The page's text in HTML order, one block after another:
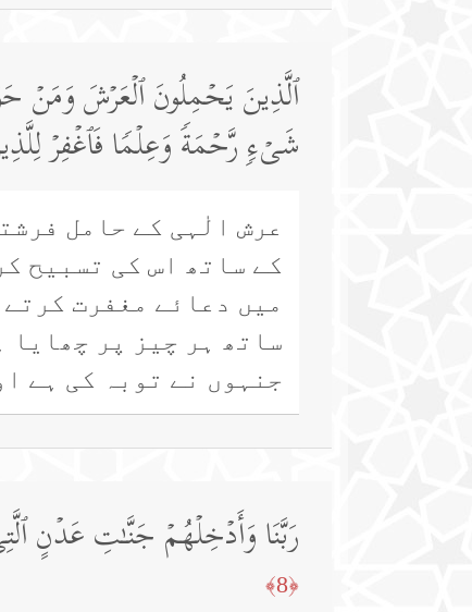
ٱلَّذِینَ یَحۡمِلُونَ ٱلۡعَرۡشَ وَمَنۡ
شَیۡءࣲ رَّحۡمَةࣰ وَعِلۡمࣰا فَٱغۡفِرۡ
عرش الٰہی کے حامل
کے ساتھ اس کی تسبیح
میں دعائے مغفرت
ساتھ ہر چیز پر چھایا
جنہوں نے توبہ کی ہے
رَبَّنَا وَأَدۡخِلۡهُمۡ جَنَّـٰتِ عَدۡنٍ
﴿8﴾